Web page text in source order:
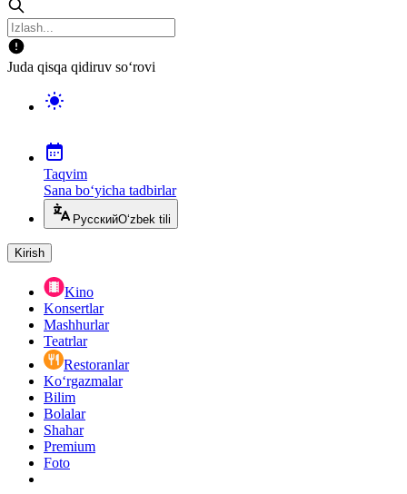
Juda qisqa qidiruv so‘rovi
Taqvim
Sana bo‘yicha tadbirlar
РусскийO‘zbek tili
Kirish
Kino
Konsertlar
Mashhurlar
Teatrlar
Restoranlar
Ko‘rgazmalar
Bilim
Bolalar
Shahar
Premium
Foto